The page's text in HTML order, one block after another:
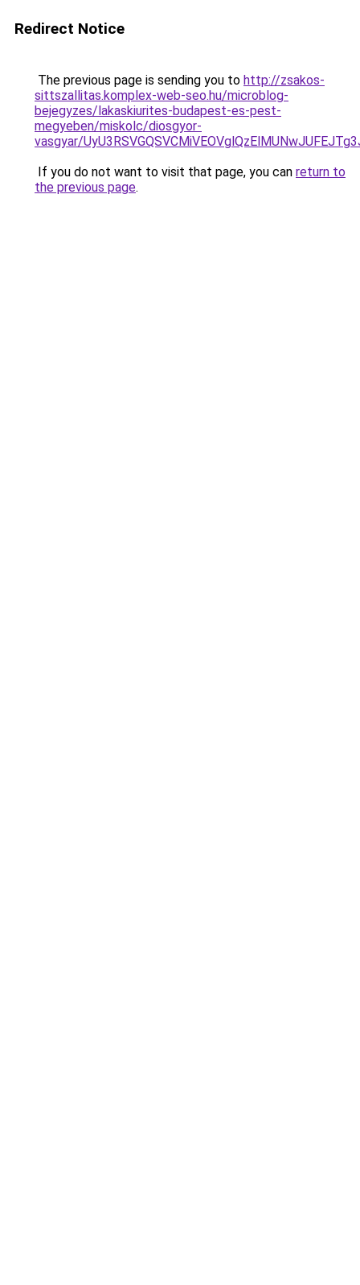
Redirect Notice
The previous page is sending you to http://zsakos-
sittszallitas.komplex-web-seo.hu/microblog-
bejegyzes/lakaskiurites-budapest-es-pest-
megyeben/miskolc/diosgyor-
vasgyar/
If you do not want to visit that page, you can return to
the previous page.